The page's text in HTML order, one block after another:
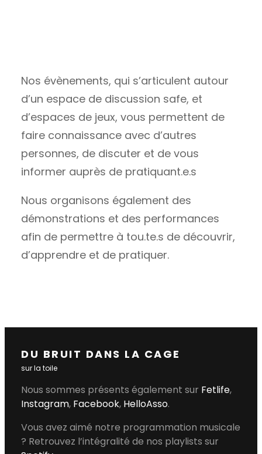
Nos évènements, qui s’articulent autour
d’un espace de discussion safe, et
d’espaces de jeux, vous permettent de
faire connaissance avec d’autres
personnes, de discuter et de vous
informer auprès de pratiquant.e.s
Nous organisons également des
démonstrations et des performances
afin de permettre à tou.te.s de découvrir,
d’apprendre et de pratiquer.
DU BRUIT DANS LA CAGE
sur la toile
Nous sommes présents également sur Fetlife,
Instagram, Facebook, HelloAsso.
Vous avez aimé notre programmation musicale
? Retrouvez l’intégralité de nos playlists sur